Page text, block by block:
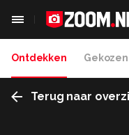
Ontdekken
Terug naar